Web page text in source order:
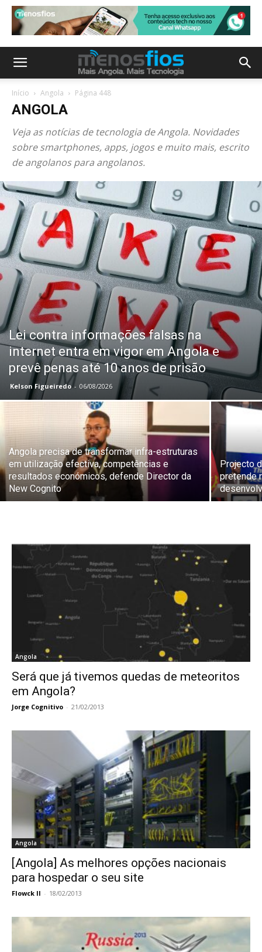
Início Angola Página 448
ANGOLA
Veja as notícias de tecnologia de Angola. Novidades
sobre smartphones, apps, jogos e muito mais, escrito
de angolanos para angolanos.
Lei contra informações falsas na
internet entra em vigor em Angola e
prevê penas até 10 anos de prisão
Kelson Figueiredo - 06/08/2026
Angola precisa de transformar infra-estruturas
em utilização efectiva, competências e
resultados económicos, defende Director da
New Cognito
Projecto
pretende
Angola
Será que já tivemos quedas de meteoritos
em Angola?
Jorge Cognitivo - 21/02/2013
Angola
[Angola] As melhores opções nacionais
para hospedar o seu site
Flowck II - 18/02/2013